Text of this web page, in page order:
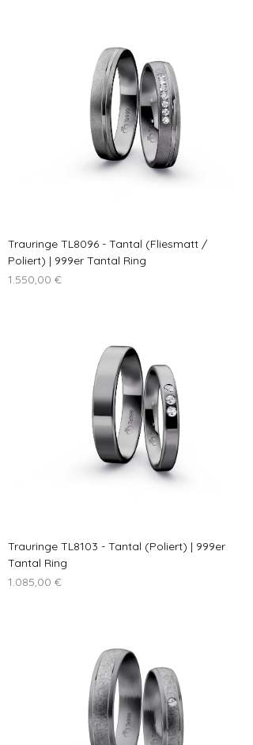
Trauringe TL8096 - Tantal (Fliesmatt /
Poliert) | 999er Tantal Ring
Preis
1.550,00 €
Trauringe TL8103 - Tantal (Poliert) | 999er
Tantal Ring
Preis
1.085,00 €